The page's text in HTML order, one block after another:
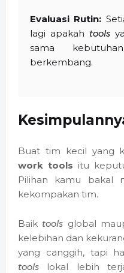
Evaluasi Rutin:
lagi apakah tools
sama
berkembang.
Buat tim kecil yang
work tools itu
Pilihan kamu bakal
kekompakan tim.
Baik tools global
kelebihan dan
yang canggih, tapi
tools lokal lebih